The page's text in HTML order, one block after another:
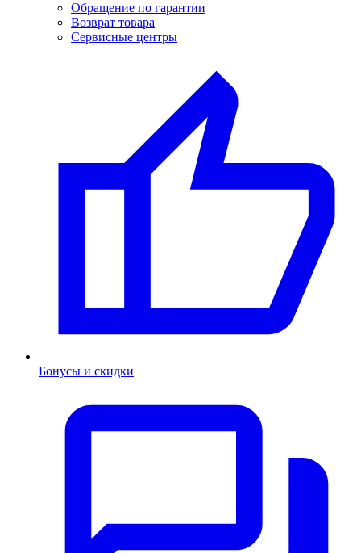
Обращение по гарантии
Возврат товара
Сервисные центры
Бонусы и скидки